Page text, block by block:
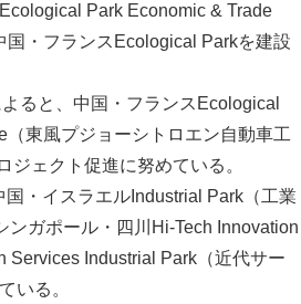
Park Economic & Trade
・フランスEcological Parkを建設
ると、中国・フランスEcological
東風プジョーシトロエン自動車工
ェクト促進に努めている。
・イスラエルIndustrial Park（工業
ガポール・四川Hi-Tech Innovation
Services Industrial Park（近代サー
いる。